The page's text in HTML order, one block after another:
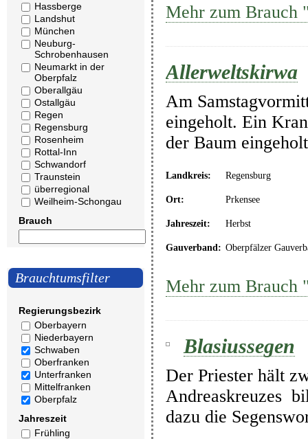
Hassberge
Landshut
München
Neuburg-
Schrobenhausen
Neumarkt in der
Oberpfalz
Oberallgäu
Ostallgäu
Regen
Regensburg
Rosenheim
Rottal-Inn
Schwandorf
Traunstein
überregional
Weilheim-Schongau
Brauch
Brauchtumsfilter
Regierungsbezirk
Oberbayern
Niederbayern
Schwaben
Oberfranken
Unterfranken
Mittelfranken
Oberpfalz
Jahreszeit
Frühling
Mehr zum Brauch
Allerweltskirwa
Am
eingeholt. Ein
der Baum
Landkreis: Regensburg
Ort: Prkensee
Jahreszeit: Herbst
Gauverband: Oberpfälzer
Mehr zum
Blasiussegen
Der Priester hält
Andreaskreuzes
dazu die